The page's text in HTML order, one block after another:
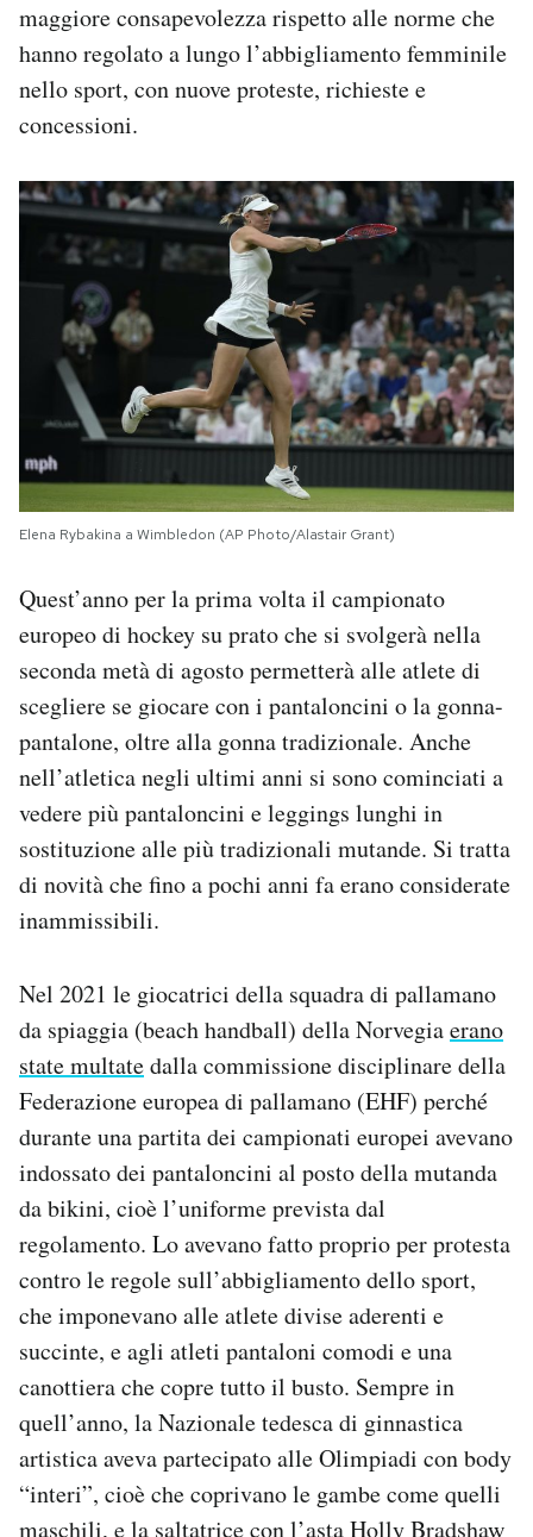
maggiore consapevolezza rispetto alle norme che
hanno regolato a lungo l’abbigliamento femminile
nello sport, con nuove proteste, richieste e
concessioni.
Elena Rybakina a Wimbledon (AP Photo/Alastair Grant)
Quest’anno per la prima volta il campionato
europeo di hockey su prato che si svolgerà nella
seconda metà di agosto permetterà alle atlete di
scegliere se giocare con i pantaloncini o la gonna-
pantalone, oltre alla gonna tradizionale. Anche
nell’atletica negli ultimi anni si sono cominciati a
vedere più pantaloncini e leggings lunghi in
sostituzione alle più tradizionali mutande. Si tratta
di novità che fino a pochi anni fa erano considerate
inammissibili.
Nel 2021 le giocatrici della squadra di pallamano
da spiaggia (beach handball) della Norvegiaerano
state multatedalla commissione disciplinare della
Federazione europea di pallamano (EHF) perché
durante una partita dei campionati europei avevano
indossato dei pantaloncini al posto della mutanda
da bikini, cioè l’uniforme prevista dal
regolamento. Lo avevano fatto proprio per protesta
contro le regole sull’abbigliamento dello sport,
che imponevano alle atlete divise aderenti e
succinte, e agli atleti pantaloni comodi e una
canottiera che copre tutto il busto. Sempre in
quell’anno, la Nazionale tedesca di ginnastica
artistica aveva partecipato alle Olimpiadi con body
“interi”, cioè che coprivano le gambe come quelli
maschili, e la saltatrice con l’asta Holly Bradshaw